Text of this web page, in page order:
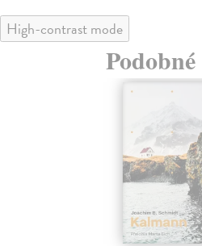
High-contrast mode